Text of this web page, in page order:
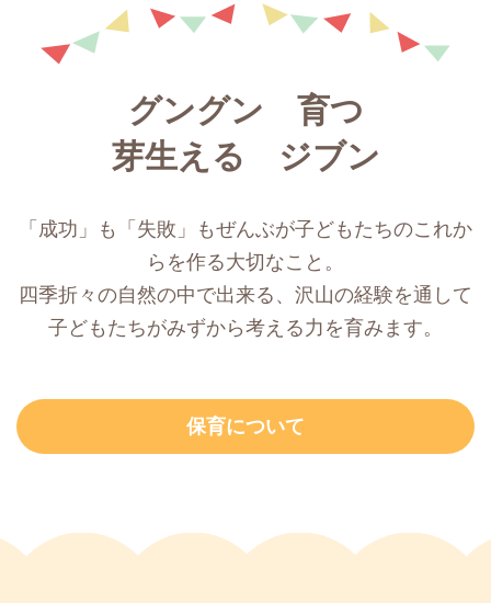
グングン 育つ
芽生える ジブン
「成功」も「失敗」もぜんぶが子どもたちのこれか
らを作る大切なこと。
四季折々の自然の中で出来る、沢山の経験を通して
子どもたちがみずから考える力を育みます。
保育について